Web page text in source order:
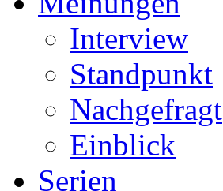
Interview
Standpunkt
Nachgefragt
Einblick
Serien